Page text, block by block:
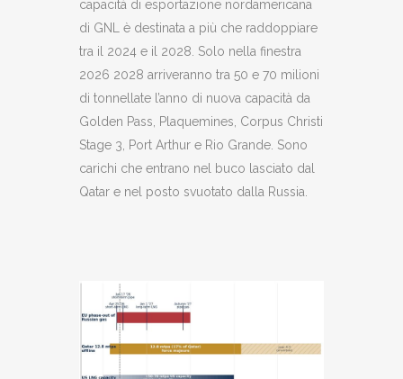
capacità di esportazione nordamericana
di GNL è destinata a più che raddoppiare
tra il 2024 e il 2028. Solo nella finestra
2026 2028 arriveranno tra 50 e 70 milioni
di tonnellate l’anno di nuova capacità da
Golden Pass, Plaquemines, Corpus Christi
Stage 3, Port Arthur e Rio Grande. Sono
carichi che entrano nel buco lasciato dal
Qatar e nel posto svuotato dalla Russia.